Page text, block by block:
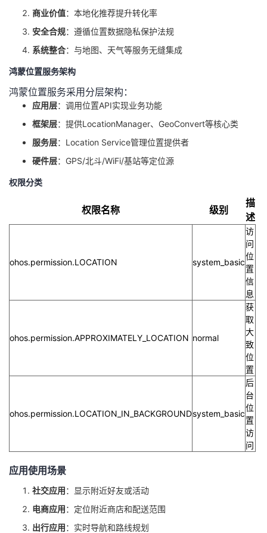
坛
圈
子
的
直
播
我
的
活
动
我
的
关
我
的
发
课
的
我
验
收
藏
我
Programs
的
支
术
云
议
商业价值：本地化推荐提升转化率
安全合规：遵循位置数据隐私保护法规
系统整合：与地图、天气等服务无缝集成
鸿蒙位置服务架构
鸿蒙位置服务采用分层架构：
应用层：调用位置API实现业务功能
框架层：提供LocationManager、GeoConvert等核心类
服务层：Location Service管理位置提供者
硬件层：GPS/北斗/WiFi/基站等定位源
权限分类
权限名称 级别
描
述
ohos.permission.LOCATION system_basic
访
问
位
置
信
息
ohos.permission.APPROXIMATELY_LOCATION normal
获
取
大
致
位
置
ohos.permission.LOCATION_IN_BACKGROUNDsystem_basic
后
台
位
置
访
问
应用使用场景
社交应用：显示附近好友或活动
电商应用：定位附近商店和配送范围
出行应用：实时导航和路线规划